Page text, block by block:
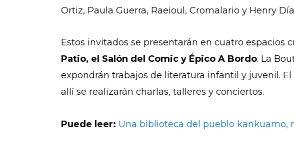
Ortiz, Paula Guerra, Raeioul, Cromalario y Henry
Estos invitados se presentarán en cuatro espacios
Patio, el Salón del Comic y Épico A Bordo. La
expondrán trabajos de literatura infantil y juvenil.
allí se realizarán charlas, talleres y conciertos.
Puede leer: Una biblioteca del pueblo kankuamo,